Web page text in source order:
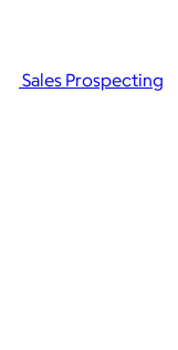
Sales Prospecting